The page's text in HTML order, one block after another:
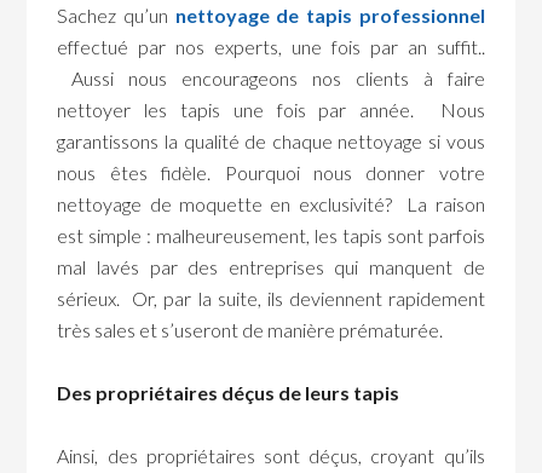
Sachez qu’un nettoyage de tapis professionnel
effectué par nos experts, une fois par an suffit..
Aussi nous encourageons nos clients à faire
nettoyer les tapis une fois par année. Nous
garantissons la qualité de chaque nettoyage si vous
nous êtes fidèle. Pourquoi nous donner votre
nettoyage de moquette en exclusivité? La raison
est simple : malheureusement, les tapis sont parfois
mal lavés par des entreprises qui manquent de
sérieux. Or, par la suite, ils deviennent rapidement
très sales et s’useront de manière prématurée.
Des propriétaires déçus de leurs tapis
Ainsi, des propriétaires sont déçus, croyant qu’ils